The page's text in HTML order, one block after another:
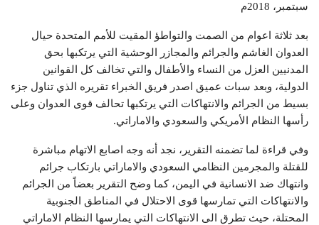
سبتمبر، 2018م
بعد ثلاثة اعوام من الصمت والتواطؤ المقيت للأمم المتحدة حيال
العدوان الغاشم والجرائم والمجازر الوحشية التي يرتكبها بحق
المدنيين العزل من النساء والأطفال والتي تخالف كل القوانين
الدولية، وبعد سبات عميق اصدر فريق الخبراء تقريره الذي تناول جزء
بسيط من الجرائم والانتهاكات التي يرتكبها تحالف قوى العدوان وعلى
رأسها النظام الأمريكي والسعودي والاماراتي.
وفي قراءة لما تضمنه التقرير، نجد أنه وجه اصابع الاتهام مباشرة
للقتلة والمجرمين النظامي السعودي والاماراتي بارتكاب جرائم
وانتهاك ضد الانسانية في اليمن، كما وضح التقرير بعضاً من الجرائم
والانتهاكات التي تمارسها قوى الاحتلال في المناطق الجنوبية
المحتلة، حيث تطرق الى الانتهاكات التي يمارسها النظام الاماراتي